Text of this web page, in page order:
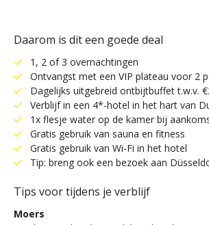
Daarom is dit een goede deal
1, 2 of 3 overnachtingen
Ontvangst met een VIP plateau voor 2
Dagelijks uitgebreid ontbijtbuffet t.w.v.
Verblijf in een 4*-hotel in het hart van
1x flesje water op de kamer bij
Gratis gebruik van sauna en fitness
Gratis gebruik van Wi-Fi in het hotel
Tip: breng ook een bezoek aan
Tips voor tijdens je verblijf
Moers